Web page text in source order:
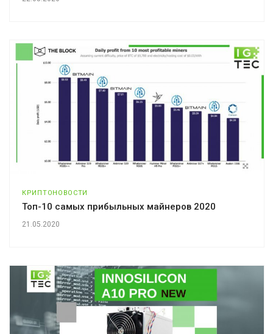
КРИПТОНОВОСТИ
Топ-10 самых прибыльных майнеров 2020
21.05.2020